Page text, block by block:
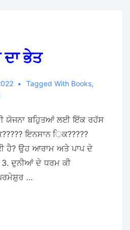
ਭੇਤ
Tagged With Books,
ਯੋਜਨਾ ਬਹੁਿਤਆਂ ਲਈ ਇੱਕ ਰਹੱਸ
ਇਨਸਾਨ ਿਕ?????
ਹੈ? ਉਹ ਆਰਾਮ ਅਤੇ ਪਾਪ ਦੇ
3. ਦੁਨੀਆਂ ਦੇ ਧਰਮ ਕੀ
…